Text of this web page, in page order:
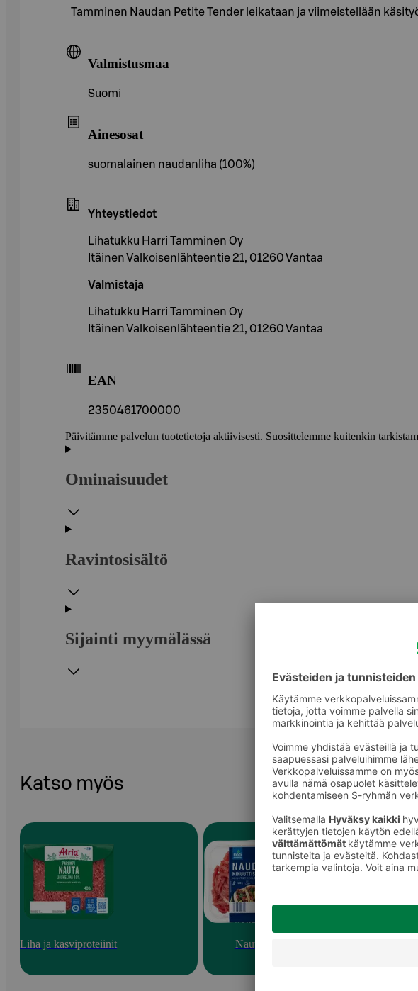
Tamminen Naudan Petite Tender leikataan ja viimeistellään
Valmistusmaa
Suomi
Ainesosat
suomalainen naudanliha (100%)
Yhteystiedot
Lihatukku Harri Tamminen Oy
Itäinen Valkoisenlähteentie 21, 01260 Vantaa
Valmistaja
Lihatukku Harri Tamminen Oy
Itäinen Valkoisenlähteentie 21, 01260 Vantaa
EAN
2350461700000
Päivitämme palvelun tuotetietoja aktiivisesti. Suosittelemme kuitenkin
Ominaisuudet
Ravintosisältö
Sijainti myymälässä
Katso myös
Liha ja kasviproteiinit Nauta